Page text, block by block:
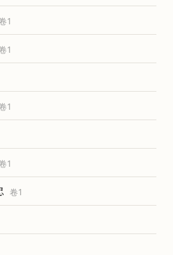
1
1
1
1
卷1